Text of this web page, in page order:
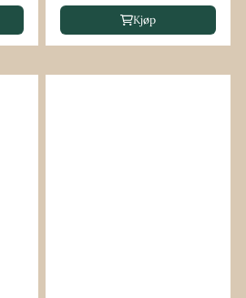
Kjøp